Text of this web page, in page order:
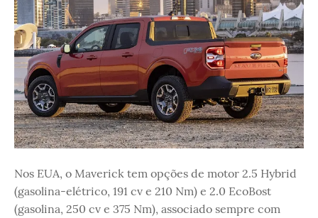
Nos EUA, o Maverick tem opções de motor 2.5 Hybrid
(gasolina-elétrico, 191 cv e 210 Nm) e 2.0 EcoBost
(gasolina, 250 cv e 375 Nm), associado sempre com